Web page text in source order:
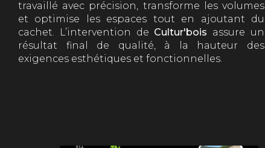
travaillé avec précision, transforme les volumes
et optimise les espaces tout en ajoutant du
cachet. L’intervention de Cultur'bois assure un
résultat final de qualité, à la hauteur des
exigences esthétiques et fonctionnelles.